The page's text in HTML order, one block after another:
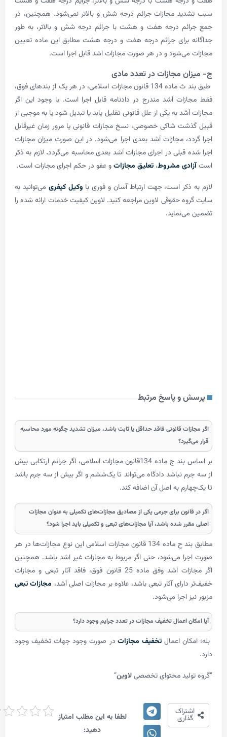
مجازات جرائم درجه شش و بالاتر نمی‌شود. همچنین، در
درجه هفت و هشت با جرائم درجه شش و بالاتر، به طور
برای جرائم درجه هفت و درجه هشت مطابق این ماده تعیین
و در هر صورت مجازات اشد قابل اجرا است.
مجازات در تعدد مادی
طبق بند ث ماده 134 قانون مجازات اسلامی، در هر یک از بندهای فوق،
اَشد مندرج در دادنامه قابل اجرا است. با وجود این اگر
به یکی از علل قانونی تقلیل یابد یا تبدیل شود یا به موجبی از
شاکی خصوصی، نسخ مجازات قانونی یا مرور زمان غیرقابل
مجازات اَشد بعدی اجرا می‌‌شود. در این صورت میزان مجازات
قبلی در اجرای مجازات اَشد بعدی محاسبه می‌گردد.لازم به ذکر
مشروط،تعلیق مجازاتو عفو در حکم اجرای مجازات است.
است، جهت ارتباط آسان و فوری باوکیل کیفریمی‌توانید به
حقوقی لاوین مراجعه کنید. لاوین کیفیت خدمات ارائه شده را
و پاسخ مرتبط
قانونی فاقد حداقل یا ثابت باشد، میزان تشدید چگونه مورد محاسبه
بر اساس بند ج ماده 134قانون مجازات اسلامی، اگر جرائم ارتکابی بیش
نباشد دادگاه می‌تواند تا یک‌ششم و اگر بیش از سه جرم باشد
به اصل آن اضافه کند.
برای جرمی یکی از مصادیق مجازات‌های تکمیلی به عنوان مجازات
شده باشد، آیا مجازات­‌های تبعی و تکمیلی باید اجرا شود؟
مطابق بند ح ماده 134 قانون مجازات اسلامی این نوع مجازات­‌ها در هر
می‌شود، حتی اگر مربوط به مجازات غیر اشد باشد. همچنین
اگر مجازات اَشد وفق ماده 25 قانون فوق، فاقد آثار تبعی و مجازات
آثار تبعی باشد، علاوه بر مجازات اصلی اَشد،مجازات تبعی
اجرا می‌شود.
اعمال تخفیف مجازات در تعدد جرایم وجود دارد؟
اعمال تخفیف مجازاتدر صورت وجود جهات تخفیف وجود
محتوای تخصصیلاوین“
لطفا به این مطلب امتیاز
امتیاز
دهی